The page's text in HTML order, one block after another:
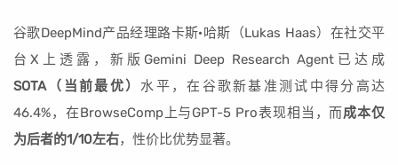
谷歌DeepMind产品经理路卡斯·哈斯（Lukas Haas）在社交平
台X上透露，新版Gemini Deep Research Agent已达成
SOTA（当前最优）水平，在谷歌新基准测试中得分高达
46.4%，在BrowseComp上与GPT-5 Pro表现相当，而成本仅
为后者的1/10左右，性价比优势显著。